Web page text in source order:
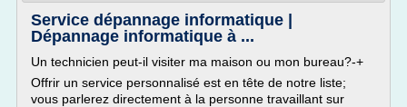
Service dépannage informatique |
Dépannage informatique à ...
Un technicien peut-il visiter ma maison ou mon bureau?-+
Offrir un service personnalisé est en tête de notre liste;
vous parlerez directement à la personne travaillant sur